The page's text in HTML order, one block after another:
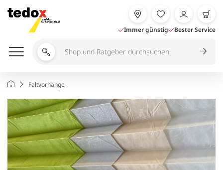
Inhalt
springen
Immer günstig Bester Service
Shop
durchsuchen
StartseiteFaltvorhänge